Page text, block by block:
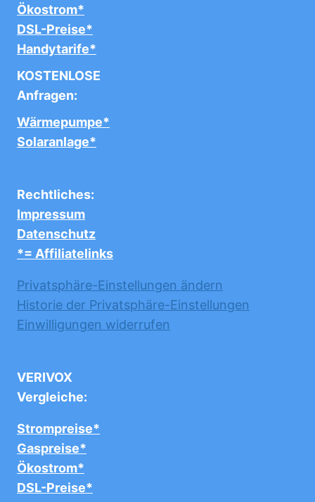
Ökostrom*
DSL-Preise*
Handytarife*
KOSTENLOSE
Anfragen:
Wärmepumpe*
Solaranlage*
Rechtliches:
Impressum
Datenschutz
*= Affiliatelinks
Privatsphäre-Einstellungen ändern
Historie der Privatsphäre-Einstellungen
Einwilligungen widerrufen
VERIVOX
Vergleiche:
Strompreise*
Gaspreise*
Ökostrom*
DSL-Preise*